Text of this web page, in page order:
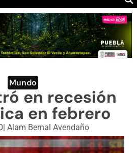
CAMALEÓN
OPINIÓN
DEPORTES
SECTION
VIDEOS
Mundo
en recesión
en febrero
| Alam Bernal Avendaño